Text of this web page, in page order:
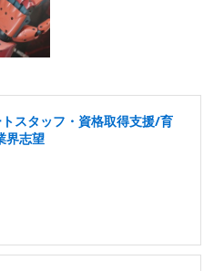
スタッフ・資格取得支援/育
界志望